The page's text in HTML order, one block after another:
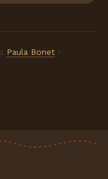
Paula Bonet ·